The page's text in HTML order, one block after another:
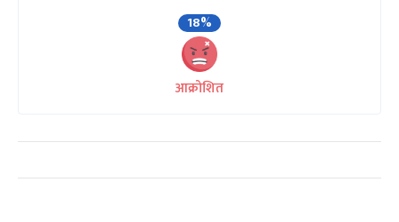
18%
आक्रोशित